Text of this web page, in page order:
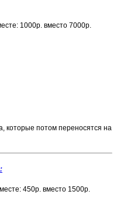
1000р. вместо 7000р.
которые потом переносятся на
450р. вместо 1500р.